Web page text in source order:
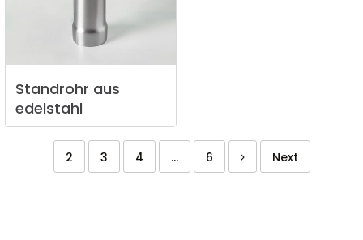
Standrohr aus
edelstahl
2 3 4 ... 6 Next